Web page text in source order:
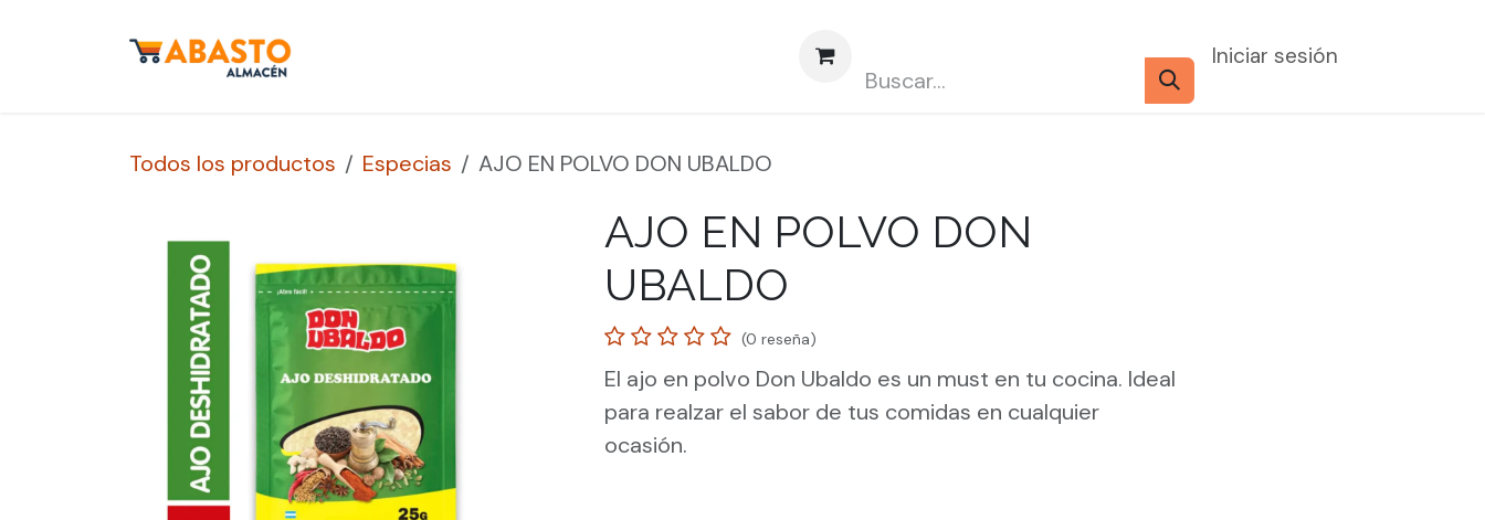
Abasto CLUBCARD Iniciar sesión
Todos los productos Especias AJO EN POLVO DON UBALDO
AJO EN POLVO DON
UBALDO
(0 reseña)
El ajo en polvo Don Ubaldo es un must en tu cocina. Ideal
para realzar el sabor de tus comidas en cualquier
ocasión.